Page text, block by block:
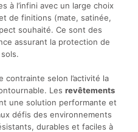
à l’infini avec un large choix
de finitions (mate, satinée,
souhaité. Ce sont des
assurant la protection de
contrainte selon l’activité la
Les revêtements
une solution performante et
défis des environnements
durables et faciles à